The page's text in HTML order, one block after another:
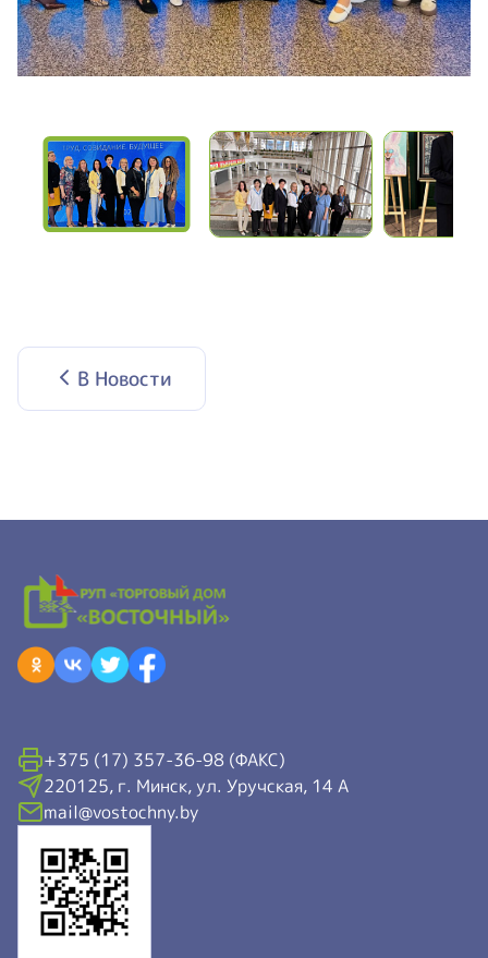
В Новости
+375 (17) 357-36-98 (ФАКС)
220125, г. Минск, ул. Уручская, 14 А
mail@vostochny.by